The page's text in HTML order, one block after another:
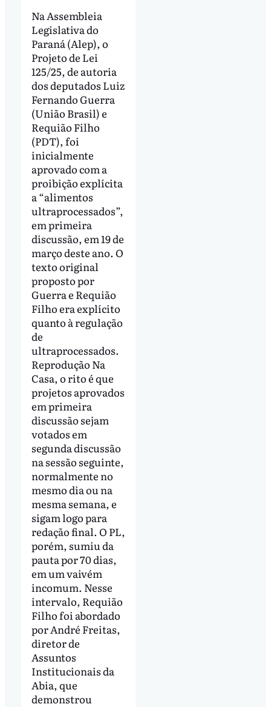
Na Assembleia
Legislativa do
Paraná (Alep), o
Projeto de Lei
125/25, de autoria
dos deputados Luiz
Fernando Guerra
(União Brasil) e
Requião Filho
(PDT), foi
inicialmente
aprovado com a
proibição explícita
a “alimentos
ultraprocessados”,
em primeira
discussão, em 19 de
março deste ano. O
texto original
proposto por
Guerra e Requião
Filho era explícito
quanto à regulação
de
ultraprocessados.
Reprodução Na
Casa, o rito é que
projetos aprovados
em primeira
discussão sejam
votados em
segunda discussão
na sessão seguinte,
normalmente no
mesmo dia ou na
mesma semana, e
sigam logo para
redação final. O PL,
porém, sumiu da
pauta por 70 dias,
em um vaivém
incomum. Nesse
intervalo, Requião
Filho foi abordado
por André Freitas,
diretor de
Assuntos
Institucionais da
Abia, que
demonstrou